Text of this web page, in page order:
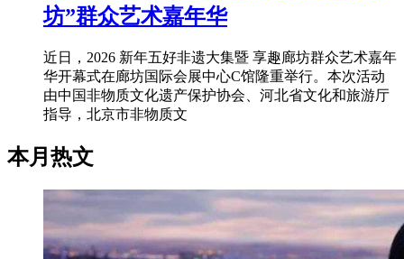
坊”群众艺术嘉年华
近日，2026 新年五好非遗大集暨 享趣廊坊群众艺术嘉年
华开幕式在廊坊国际会展中心C馆隆重举行。本次活动
由中国非物质文化遗产保护协会、河北省文化和旅游厅
指导，北京市非物质文
本月热文